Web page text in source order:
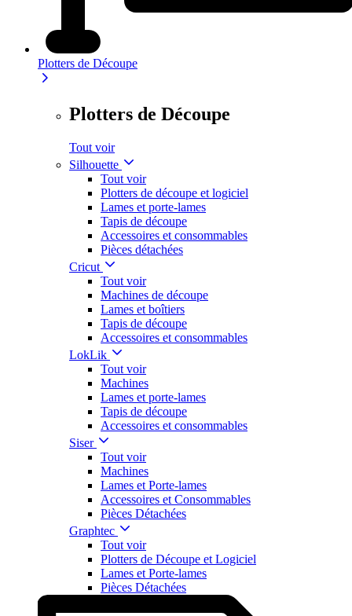
Plotters de Découpe
Plotters de Découpe
Tout voir
Silhouette
Tout voir
Plotters de découpe et logiciel
Lames et porte-lames
Tapis de découpe
Accessoires et consommables
Pièces détachées
Cricut
Tout voir
Machines de découpe
Lames et boîtiers
Tapis de découpe
Accessoires et consommables
LokLik
Tout voir
Machines
Lames et porte-lames
Tapis de découpe
Accessoires et consommables
Siser
Tout voir
Machines
Lames et Porte-lames
Accessoires et Consommables
Pièces Détachées
Graphtec
Tout voir
Plotters de Découpe et Logiciel
Lames et Porte-lames
Pièces Détachées